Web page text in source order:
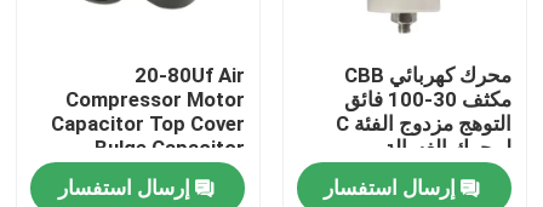
منزل
محرك كهربائي CBB
مكثف 30-100 فائق
التوهج مزدوج الفئة C
لمحرك الغسالة
إرسال استفسار
20-80Uf Air
Compressor Motor
Capacitor Top Cover
Bulge Capacitor
إرسال استفسار